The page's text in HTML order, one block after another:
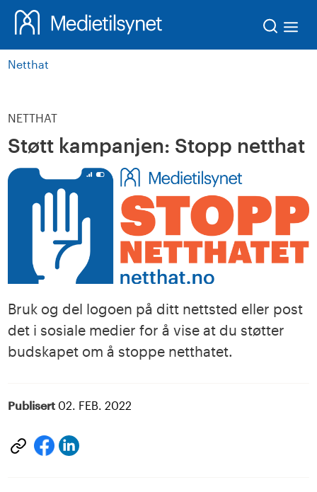
Netthat
NETTHAT
Støtt kampanjen: Stopp netthat
Bruk og del logoen på ditt nettsted eller post
det i sosiale medier for å vise at du støtter
budskapet om å stoppe netthatet.
Publisert 02. FEB. 2022
Del Del